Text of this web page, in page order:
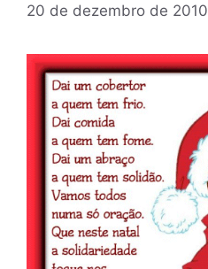
20 de dezembro de 2010